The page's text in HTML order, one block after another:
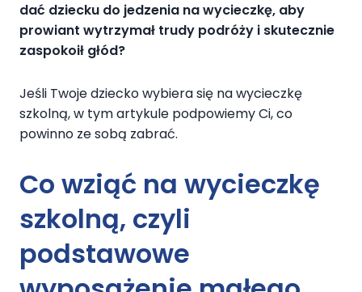
dać dziecku do jedzenia na wycieczkę, aby
prowiant wytrzymał trudy podróży i skutecznie
zaspokoił głód?
Jeśli Twoje dziecko wybiera się na wycieczkę
szkolną, w tym artykule podpowiemy Ci, co
powinno ze sobą zabrać.
Co wziąć na wycieczkę
szkolną, czyli
podstawowe